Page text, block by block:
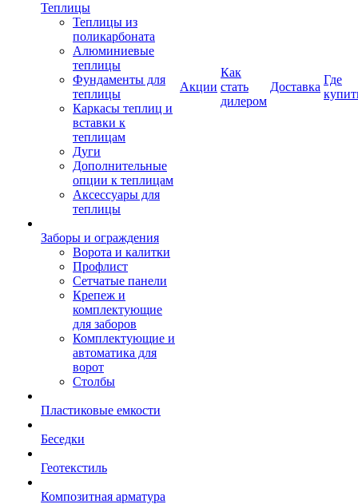
Теплицы
Теплицы из
поликарбоната
Алюминиевые
теплицы
Фундаменты для
теплицы
Каркасы теплиц и
вставки к
теплицам
Дуги
Дополнительные
опции к теплицам
Аксессуары для
теплицы
Заборы и ограждения
Ворота и калитки
Профлист
Сетчатые панели
Крепеж и
комплектующие
для заборов
Комплектующие и
автоматика для
ворот
Столбы
Пластиковые емкости
Беседки
Геотекстиль
Композитная арматура
Акции
Как
стать
дилером
Доставка
Где